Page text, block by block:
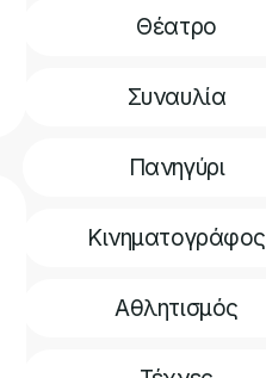
Θέατρο
Συναυλία
Πανηγύρι
Κινηματογράφος
Αθλητισμός